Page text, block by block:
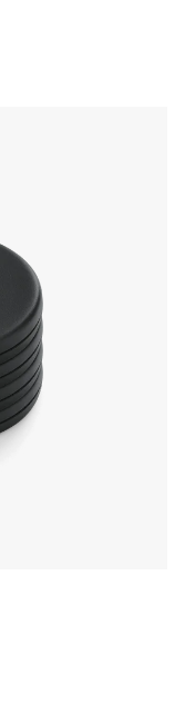
skrivajo v
ti bo